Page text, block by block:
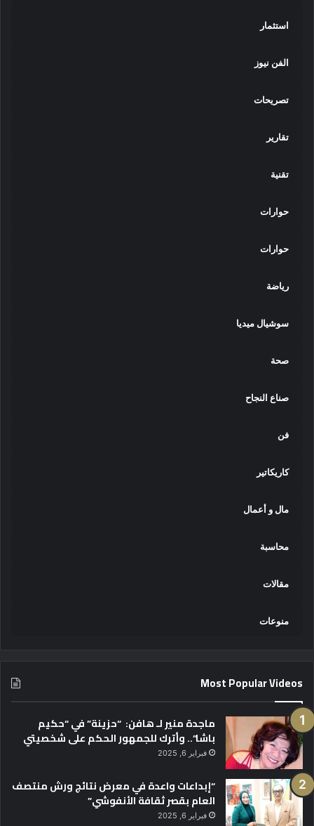
استثمار
الفن نيوز
تصريحات
تقارير
تقنية
حوارات
حوارات
رياضة
سوشيال ميديا
صحة
صناع النجاح
فن
كاريكاتير
مال و أعمال
محاسبة
مقالات
منوعات
Most Popular Videos
ماجدة منير لـ هافن: “حزينة” في “حكيم
باشا”.. وأترك للجمهور الحكم على شخصيتي
فبراير 6, 2025
“إبداعات واعدة في معرض نتائج ورش منتصف
العام بقصر ثقافة الأنفوشي”
فبراير 6, 2025